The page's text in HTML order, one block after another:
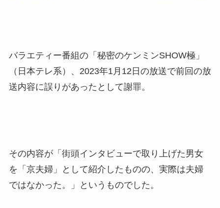
バラエティー番組の「秘密のケンミンSHOW極」
（日本テレ系）、2023年1月12日の放送で前回の放
送内容に誤りがあったとして謝罪。
その内容が「街頭インタビューで取り上げた男女
を「京夫婦」として紹介したものの、実際は夫婦
ではなかった。」というものでした。